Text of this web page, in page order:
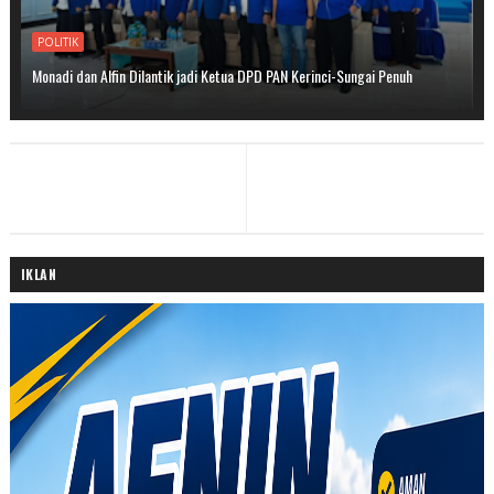
POLITIK
Monadi dan Alfin Dilantik jadi Ketua DPD PAN Kerinci-Sungai Penuh
IKLAN